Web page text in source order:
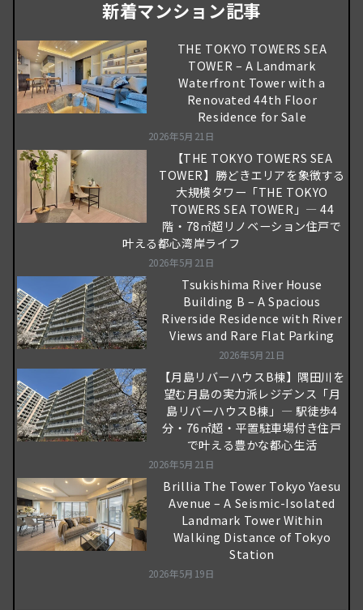
新着マンション記事
THE TOKYO TOWERS SEA
TOWER – A Landmark
Waterfront Tower with a
Renovated 44th Floor
Residence for Sale
2026年5月21日
【THE TOKYO TOWERS SEA
TOWER】勝どきエリアを象徴する
大規模タワー「THE TOKYO
TOWERS SEA TOWER」― 44
階・78㎡超リノベーション住戸で
叶える都心湾岸ライフ
2026年5月21日
Tsukishima River House
Building B – A Spacious
Riverside Residence with River
Views and Rare Flat Parking
2026年5月21日
【月島リバーハウスB棟】隅田川を
望む月島の実力派レジデンス「月
島リバーハウスB棟」― 駅徒歩4
分・76㎡超・平置駐車場付き住戸
で叶える豊かな都心生活
2026年5月21日
Brillia The Tower Tokyo Yaesu
Avenue – A Seismic-Isolated
Landmark Tower Within
Walking Distance of Tokyo
Station
2026年5月19日